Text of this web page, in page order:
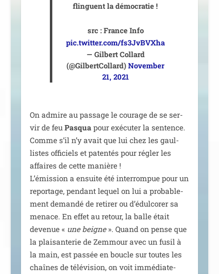
flinguent la démo­cra­tie !
src : France Info
pic.twitter.com/fs3JvBVXha
— Gilbert Collard
(@GilbertCollard)November
21, 2021
On admire au pas­sage le cou­rage de se ser­
vir de feu Pasqua pour exé­cu­ter la sen­tence.
Comme s’il n’y avait que lui chez les gaul­
listes offi­ciels et paten­tés pour régler les
affaires de cette manière !
L’émission a ensuite été inter­rom­pue pour un
repor­tage, pen­dant lequel on lui a pro­ba­ble­
ment deman­dé de reti­rer ou d’é­dul­co­rer sa
menace. En effet au retour, la balle était
deve­nue « une beigne». Quand on pense que
la plai­san­te­rie de Zemmour avec un fusil à
la main, est pas­sée en boucle sur toutes les
chaînes de télé­vi­sion, on voit immé­dia­te­